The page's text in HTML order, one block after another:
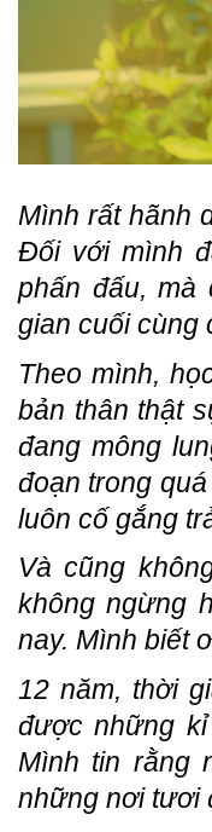
Mình rất hãnh
Đối với mình
phấn đấu, mà
gian cuối cùng
Theo mình,
bản thân thật
đang mông
đoạn trong
luôn cố gắng
Và cũng
không ngừng
nay. Mình biết
12 năm, thời
được những
Mình tin rằng
những nơi tươi